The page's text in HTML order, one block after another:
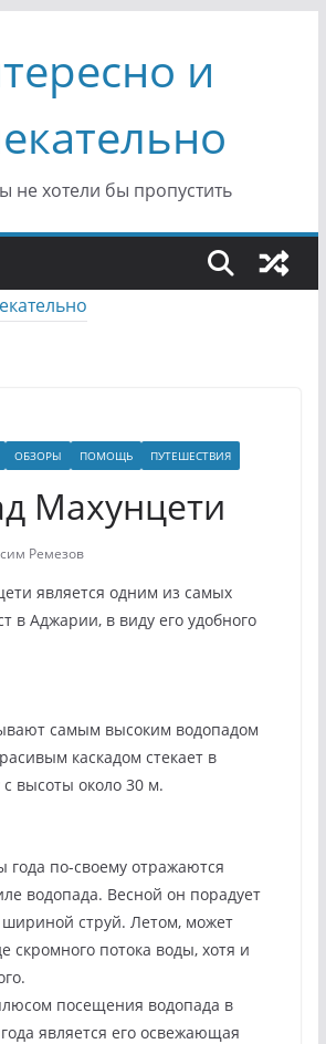
и
не хотели бы пропустить
ОБЗОРЫ ПОМОЩЬ ПУТЕШЕСТВИЯ
Махунцети
Ремезов
является одним из самых
в Аджарии, в виду его удобного
самым высоким водопадом
каскадом стекает в
высоты около 30 м.
года по-своему отражаются
водопада. Весной он порадует
струй. Летом, может
скромного потока воды, хотя и
посещения водопада в
является его освежающая